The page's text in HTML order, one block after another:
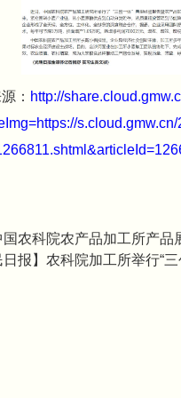
： http://share.cloud.gmw.cn/
国农科院农产品加工所产
日报】农科院加工所举行“